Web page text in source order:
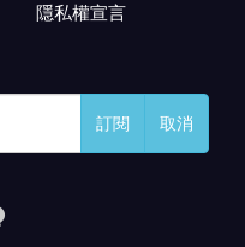
隱私權宣言
訂閱 取消